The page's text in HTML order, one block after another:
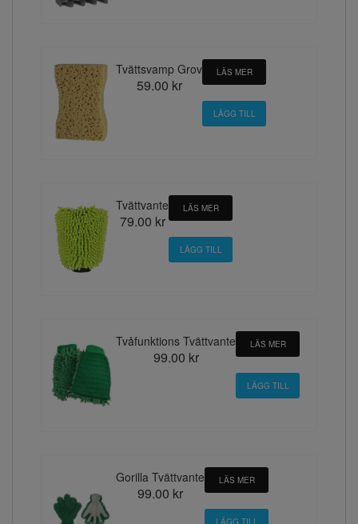
Tvättsvamp Grov
59.00 kr
LÄS MER
Tvättvante
79.00 kr
LÄS MER
Tvåfunktions Tvättvante
99.00 kr
LÄS MER
Gorilla Tvättvante
99.00 kr
LÄS MER